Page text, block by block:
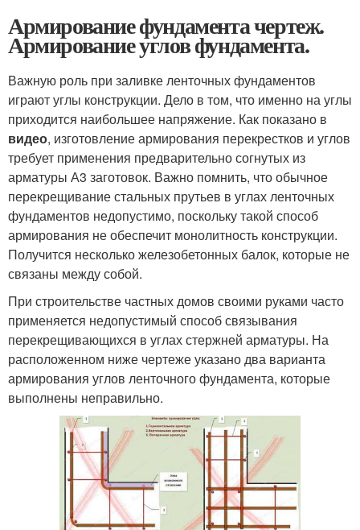
Армирование фундамента чертеж.
Армирование углов фундамента.
Важную роль при заливке ленточных фундаментов
играют углы конструкции. Дело в том, что именно на углы
приходится наибольшее напряжение. Как показано в
видео, изготовление армирования перекрестков и углов
требует применения предварительно согнутых из
арматуры А3 заготовок. Важно помнить, что обычное
перекрещивание стальных прутьев в углах ленточных
фундаментов недопустимо, поскольку такой способ
армирования не обеспечит монолитность конструкции.
Получится несколько железобетонных балок, которые не
связаны между собой.
При строительстве частных домов своими руками часто
применяется недопустимый способ связывания
перекрещивающихся в углах стержней арматуры. На
расположенном ниже чертеже указано два варианта
армирования углов ленточного фундамента, которые
выполнены неправильно.